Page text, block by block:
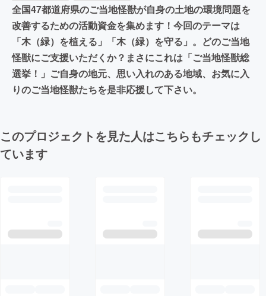
全国47都道府県のご当地怪獣が自身の土地の環境問題を
改善するための活動資金を集めます！今回のテーマは
「木（緑）を植える」「木（緑）を守る」。どのご当地
怪獣にご支援いただくか？まさにこれは「ご当地怪獣総
選挙！」ご自身の地元、思い入れのある地域、お気に入
りのご当地怪獣たちを是非応援して下さい。
このプロジェクトを見た人はこちらもチェックし
ています